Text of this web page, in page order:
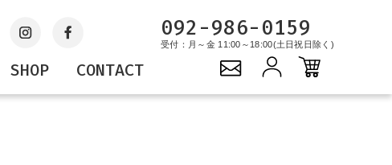
092-986-0159
受付：月～金 11:00～18:00(土日祝日除く)
SHOP CONTACT